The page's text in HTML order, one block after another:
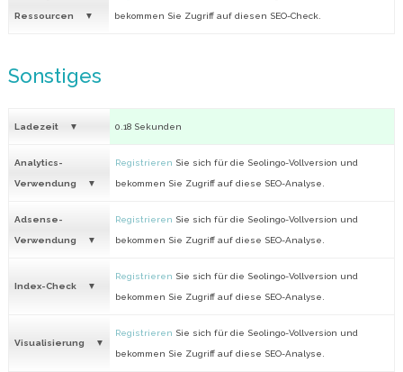
Ressourcen bekommen Sie Zugriff auf diesen SEO-Check.
Sonstiges
Ladezeit 0.18 Sekunden
Analytics-
Verwendung
Registrieren Sie sich für die Seolingo-Vollversion und
bekommen Sie Zugriff auf diese SEO-Analyse.
Adsense-
Verwendung
Registrieren Sie sich für die Seolingo-Vollversion und
bekommen Sie Zugriff auf diese SEO-Analyse.
Index-Check
Registrieren Sie sich für die Seolingo-Vollversion und
bekommen Sie Zugriff auf diese SEO-Analyse.
Visualisierung
Registrieren Sie sich für die Seolingo-Vollversion und
bekommen Sie Zugriff auf diese SEO-Analyse.